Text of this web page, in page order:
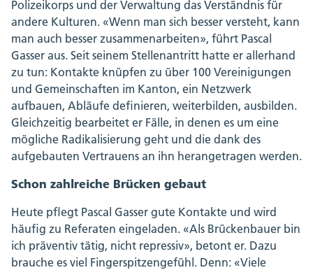
Polizeikorps und der Verwaltung das Verständnis für
andere Kulturen. «Wenn man sich besser versteht, kann
man auch besser zusammenarbeiten», führt Pascal
Gasser aus. Seit seinem Stellenantritt hatte er allerhand
zu tun: Kontakte knüpfen zu über 100 Vereinigungen
und Gemeinschaften im Kanton, ein Netzwerk
aufbauen, Abläufe definieren, weiterbilden, ausbilden.
Gleichzeitig bearbeitet er Fälle, in denen es um eine
mögliche Radikalisierung geht und die dank des
aufgebauten Vertrauens an ihn herangetragen werden.
Schon zahlreiche Brücken gebaut
Heute pflegt Pascal Gasser gute Kontakte und wird
häufig zu Referaten eingeladen. «Als Brückenbauer bin
ich präventiv tätig, nicht repressiv», betont er. Dazu
brauche es viel Fingerspitzengefühl. Denn: «Viele